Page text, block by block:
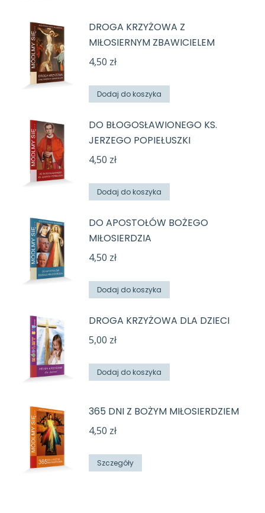
DROGA KRZYŻOWA Z
MIŁOSIERNYM ZBAWICIELEM
4,50 zł
Dodaj do koszyka
DO BŁOGOSŁAWIONEGO KS.
JERZEGO POPIEŁUSZKI
4,50 zł
Dodaj do koszyka
DO APOSTOŁÓW BOŻEGO
MIŁOSIERDZIA
4,50 zł
Dodaj do koszyka
DROGA KRZYŻOWA DLA DZIECI
5,00 zł
Dodaj do koszyka
365 DNI Z BOŻYM MIŁOSIERDZIEM
4,50 zł
Szczegóły